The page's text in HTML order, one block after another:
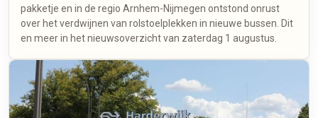
pakketje en in de regio Arnhem-Nijmegen ontstond onrust
over het verdwijnen van rolstoelplekken in nieuwe bussen. Dit
en meer in het nieuwsoverzicht van zaterdag 1 augustus.